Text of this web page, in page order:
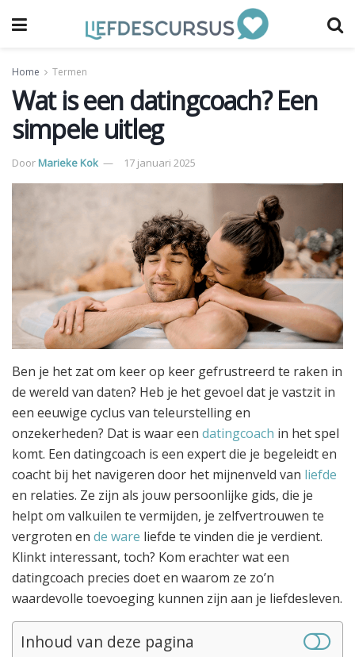
Home Termen
Wat is een datingcoach? Een
simpele uitleg
DoorMarieke Kok 17 januari 2025
Ben je het zat om keer op keer gefrustreerd te raken in
de wereld van daten? Heb je het gevoel dat je vastzit in
een eeuwige cyclus van teleurstelling en
onzekerheden? Dat is waar een datingcoach in het spel
komt. Een datingcoach is een expert die je begeleidt en
coacht bij het navigeren door het mijnenveld van liefde
en relaties. Ze zijn als jouw persoonlijke gids, die je
helpt om valkuilen te vermijden, je zelfvertrouwen te
vergroten en de ware liefde te vinden die je verdient.
Klinkt interessant, toch? Kom erachter wat een
datingcoach precies doet en waarom ze zo’n
waardevolle toevoeging kunnen zijn aan je liefdesleven.
Inhoud van deze pagina